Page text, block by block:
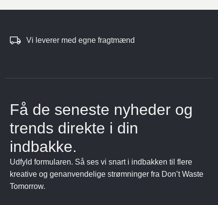
Vi leverer med egne fragtmænd
Få de seneste nyheder og
trends direkte i din
indbakke.
Udfyld formularen. Så ses vi snart i indbakken til flere
kreative og genanvendelige strømninger fra Don’t Waste
Tomorrow.